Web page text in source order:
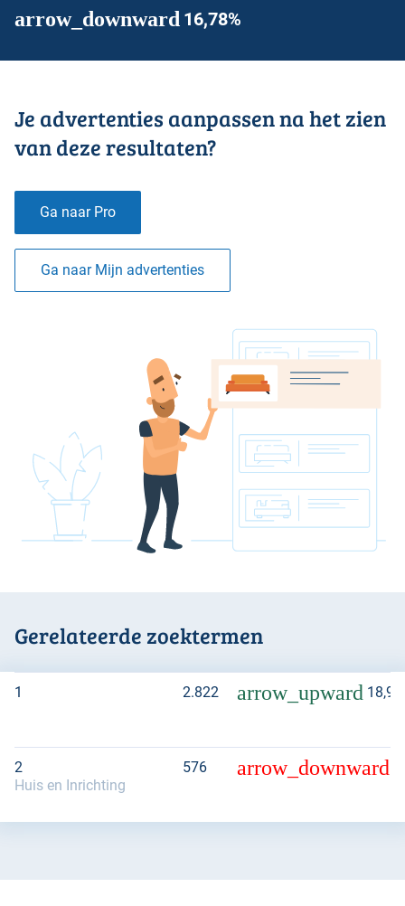
arrow_downward 16,78%
Je advertenties aanpassen na het zien
van deze resultaten?
Ga naar Pro
Ga naar Mijn advertenties
Gerelateerde zoektermen
1 2.822 arrow_upward
2
Huis en Inrichting
576 arrow_downward